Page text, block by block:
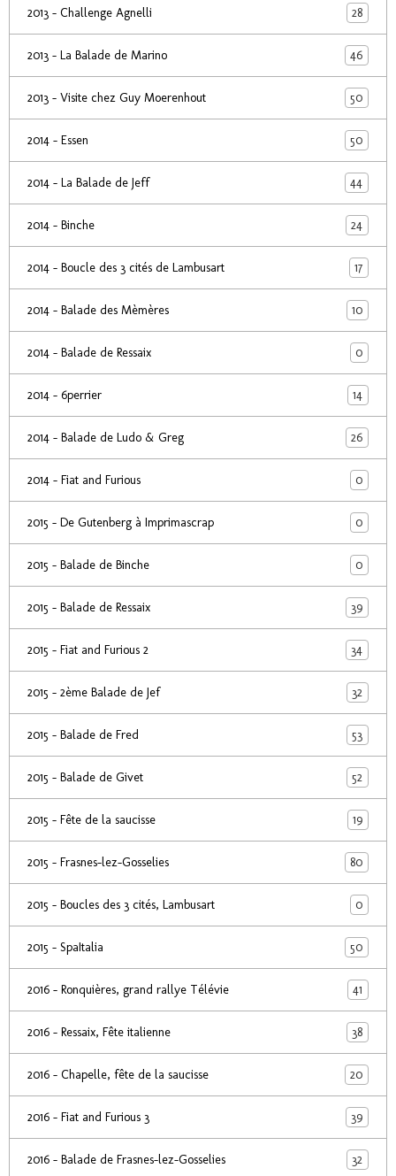
2013 - Challenge Agnelli 28
2013 - La Balade de Marino 46
2013 - Visite chez Guy Moerenhout 50
2014 - Essen 50
2014 - La Balade de Jeff 44
2014 - Binche 24
2014 - Boucle des 3 cités de Lambusart 17
2014 - Balade des Mèmères 10
2014 - Balade de Ressaix 0
2014 - 6perrier 14
2014 - Balade de Ludo & Greg 26
2014 - Fiat and Furious 0
2015 - De Gutenberg à Imprimascrap 0
2015 - Balade de Binche 0
2015 - Balade de Ressaix 39
2015 - Fiat and Furious 2 34
2015 - 2ème Balade de Jef 32
2015 - Balade de Fred 53
2015 - Balade de Givet 52
2015 - Fête de la saucisse 19
2015 - Frasnes-lez-Gosselies 80
2015 - Boucles des 3 cités, Lambusart 0
2015 - SpaItalia 50
2016 - Ronquières, grand rallye Télévie 41
2016 - Ressaix, Fête italienne 38
2016 - Chapelle, fête de la saucisse 20
2016 - Fiat and Furious 3 39
2016 - Balade de Frasnes-lez-Gosselies 32